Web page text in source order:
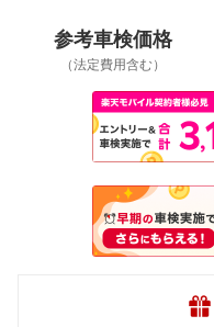
参考車検価格
（法定費用含む）